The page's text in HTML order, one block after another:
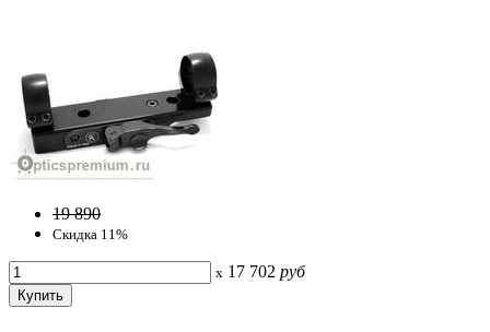
19 890
Скидка 11%
x 17 702 руб